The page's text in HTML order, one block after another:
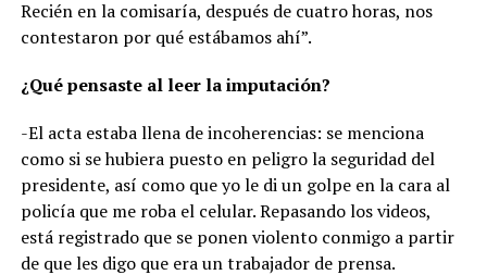
Recién en la comisaría, después de cuatro horas, nos
contestaron por qué estábamos ahí”.
¿Qué pensaste al leer la imputación?
-El acta estaba llena de incoherencias: se menciona
como si se hubiera puesto en peligro la seguridad del
presidente, así como que yo le di un golpe en la cara al
policía que me roba el celular. Repasando los videos,
está registrado que se ponen violento conmigo a partir
de que les digo que era un trabajador de prensa.